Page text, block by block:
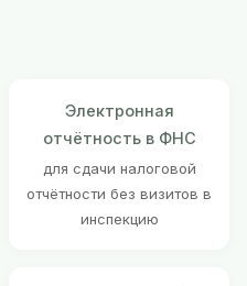
Электронная
отчётность в ФНС
для сдачи налоговой
отчётности без визитов в
инспекцию